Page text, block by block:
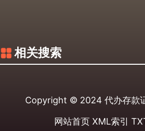
相关搜索
Copyright © 2024 代办存款
网站首页 XML索引